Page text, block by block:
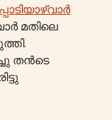
മതിലെ
തൻടെ